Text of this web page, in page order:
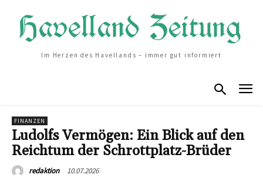
Im Herzen des Havellands – immer gut informiert
FINANZEN
Ludolfs Vermögen: Ein Blick auf den
Reichtum der Schrottplatz-Brüder
redaktion 10.07.2026